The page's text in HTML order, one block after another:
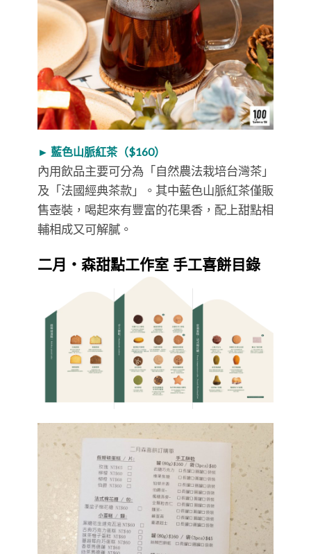
► 藍色山脈紅茶（$160）
內用飲品主要可分為「自然農法栽培台灣茶」
及「法國經典茶款」。其中藍色山脈紅茶僅販
售壺裝，喝起來有豐富的花果香，配上甜點相
輔相成又可解膩。
二月・森甜點工作室 手工喜餅目錄